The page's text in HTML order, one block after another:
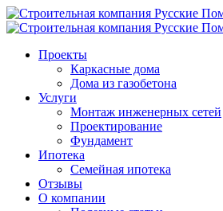
Проекты
Каркасные дома
Дома из газобетона
Услуги
Монтаж инженерных сетей
Проектирование
Фундамент
Ипотека
Семейная ипотека
Отзывы
О компании